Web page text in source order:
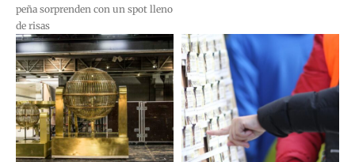
peña sorprenden con un spot lleno
de risas